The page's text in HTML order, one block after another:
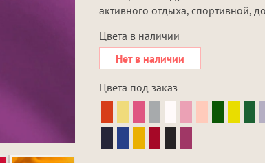
активного отдыха, спортивной,
Цвета в наличии
Нет в наличии
Цвета под заказ